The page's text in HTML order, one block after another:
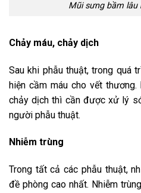
Mũi sưng bầm lâu
Chảy máu, chảy dịch
Sau khi phẫu thuật, trong quá
hiện cầm máu cho vết
chảy dịch thì cần được xử lý
người phẫu thuật.
Nhiễm trùng
Trong tất cả các phẫu thuật,
đề phòng cao nhất. Nhiễm